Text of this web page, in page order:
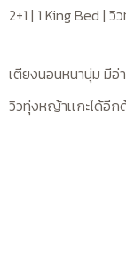
2+1 | 1 King Bed |
เตียงนอนหนานุ่ม มี
วิวทุ่งหญ้าเเกะได้อีก